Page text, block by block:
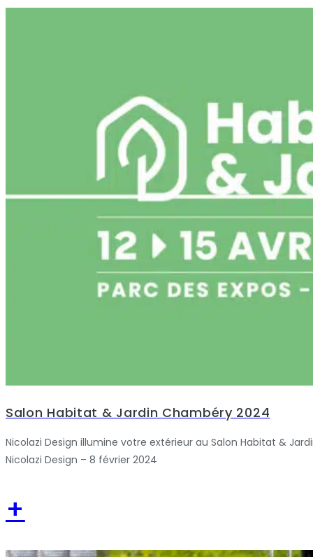
Salon Habitat & Jardin Chambéry 2024
Nicolazi Design illumine votre extérieur au Salon Habitat &
Nicolazi Design – 8 février 2024
+